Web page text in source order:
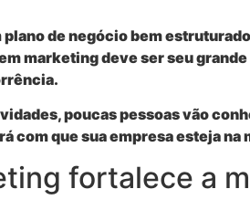
plano de negócio bem
marketing deve ser seu
poucas pessoas vão
com que sua empresa esteja
fortalece a